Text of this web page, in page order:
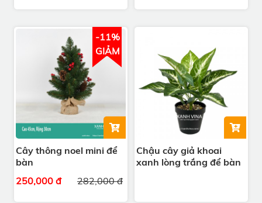
Cây thông noel mini để
bàn
282,000 đ
250,000 đ
-11%
GIẢM
Chậu cây giả khoai
xanh lòng trắng để bàn